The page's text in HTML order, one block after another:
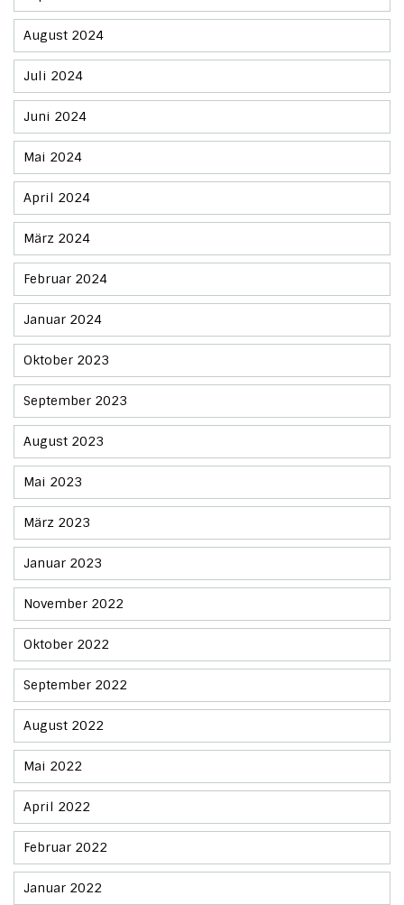
August 2024
Juli 2024
Juni 2024
Mai 2024
April 2024
März 2024
Februar 2024
Januar 2024
Oktober 2023
September 2023
August 2023
Mai 2023
März 2023
Januar 2023
November 2022
Oktober 2022
September 2022
August 2022
Mai 2022
April 2022
Februar 2022
Januar 2022